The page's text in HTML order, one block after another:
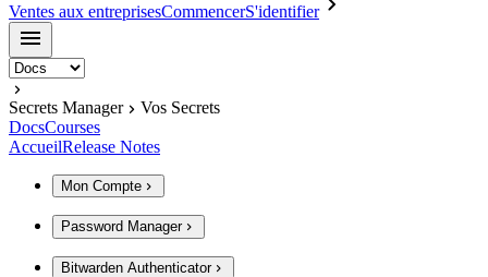
Ventes aux entreprisesCommencerS'identifier
Secrets Manager
Vos Secrets
DocsCourses
AccueilRelease Notes
Mon Compte
Password Manager
Bitwarden Authenticator